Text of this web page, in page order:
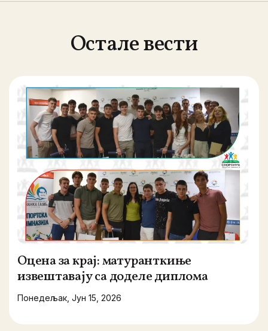
Остале вести
Оцена за крај: матуранткиње
извештавају са доделе диплома
Понедељак, Јун 15, 2026